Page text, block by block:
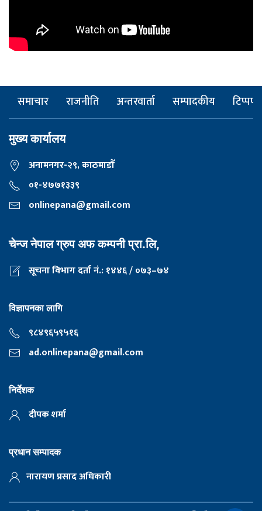
समाचार राजनीति अन्तरवार्ता सम्पादकीय टिप्पणी
मुख्य कार्यालय
अनामनगर-२९, काठमाडाैँ
०१-४७७१३३९
onlinepana@gmail.com
चेन्ज नेपाल ग्रुप अफ कम्पनी प्रा.लि,
सूचना विभाग दर्ता नं.: १४४६ / ०७३–७४
विज्ञापनका लागि
९८४९६५९५१६
ad.onlinepana@gmail.com
निर्देशक
दीपक शर्मा
प्रधान सम्पादक
नारायण प्रसाद अधिकारी